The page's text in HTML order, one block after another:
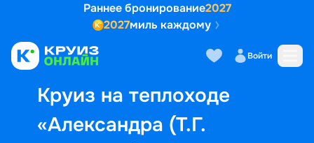
Раннее бронирование2027
2027миль каждому
Войти
Круиз на теплоходе
«Александра (Т.Г.
Выбор кают Маршрут и